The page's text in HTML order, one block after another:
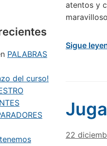
PALABRAS
del curso!
tenemos
atentos y
Sigue
22